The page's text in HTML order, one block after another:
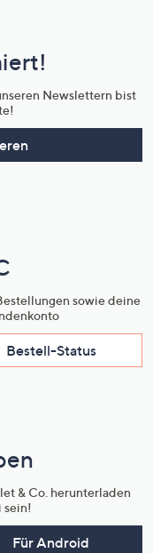
Newslettern bist
sowie deine
Bestell-Status
& Co. herunterladen
sein!
Für Android